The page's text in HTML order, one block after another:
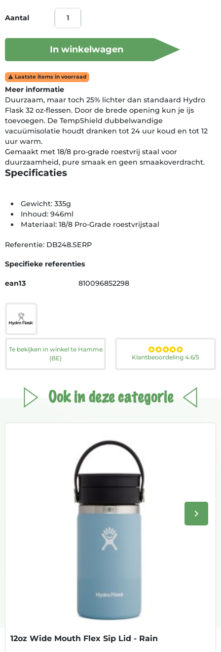
Aantal
In winkelwagen
 Laatste items in voorraad
Meer informatie
Duurzaam, maar toch 25% lichter dan standaard Hydro
Flask 32 oz-flessen. Door de brede opening kun je ijs
toevoegen. De TempShield dubbelwandige
vacuümisolatie houdt dranken tot 24 uur koud en tot 12
uur warm.
Gemaakt met 18/8 pro-grade roestvrij staal voor
duurzaamheid, pure smaak en geen smaakoverdracht.
Specificaties
Gewicht: 335g
Inhoud: 946ml
Materiaal: 18/8 Pro-Grade roestvrijstaal
Referentie: DB248.SERP
Specifieke referenties
ean13 810096852298
Te bekijken in winkel te Hamme
(BE)
Klantbeoordeling 4.6/5
Ook in deze categorie
keyboard_arrow_right
12oz Wide Mouth Flex Sip Lid - Rain